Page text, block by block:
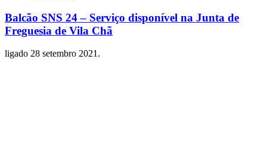
Balcão SNS 24 – Serviço disponível na Junta de
Freguesia de Vila Chã
ligado 28 setembro 2021.